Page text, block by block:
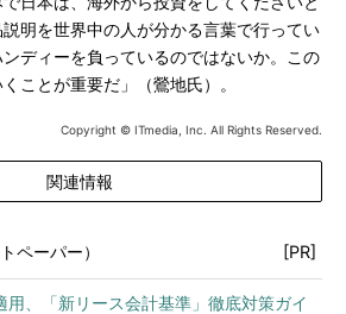
明を世界中の人が分かる言葉で行ってい
ディーを負っているのではないか。この
ことが重要だ」（鶯地氏）。
Copyright © ITmedia, Inc. All Rights Reserved.
関連情報
ペーパー） [PR]
、「新リース会計基準」徹底対策ガイ